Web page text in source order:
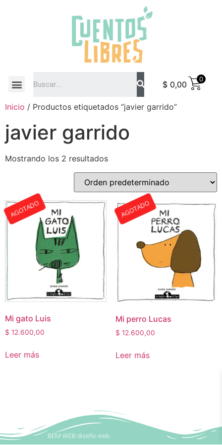
$ 0,00
0
Inicio / Productos etiquetados “javier garrido”
javier garrido
Mostrando los 2 resultados
AGOTADO
Mi gato Luis
$ 12.600,00
Leer más
AGOTADO
Mi perro Lucas
$ 12.600,00
Leer más
BEM-WEB diseño web.